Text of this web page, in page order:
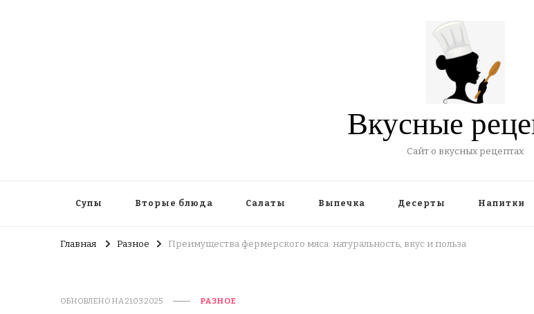
Вкусные
Сайт о вкусных рецептах
Супы Вторые блюда Салаты Выпечка Десерты Напитки
Главная Разное Преимущества фермерского мяса: натуральность, вкус и польза
ОБНОВЛЕНО НА 21.03.2025 РАЗНОЕ